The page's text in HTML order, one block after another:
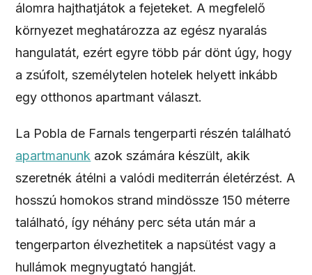
álomra hajthatjátok a fejeteket. A megfelelő
környezet meghatározza az egész nyaralás
hangulatát, ezért egyre több pár dönt úgy, hogy
a zsúfolt, személytelen hotelek helyett inkább
egy otthonos apartmant választ.
La Pobla de Farnals tengerparti részén található
apartmanunk azok számára készült, akik
szeretnék átélni a valódi mediterrán életérzést. A
hosszú homokos strand mindössze 150 méterre
található, így néhány perc séta után már a
tengerparton élvezhetitek a napsütést vagy a
hullámok megnyugtató hangját.